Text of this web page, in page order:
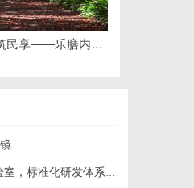
以初心守食安 以匠心筑民享——乐膳内厨（北京）餐饮管理有限公司创始人石贵民的健康餐饮之道
标准化研发体系全解析